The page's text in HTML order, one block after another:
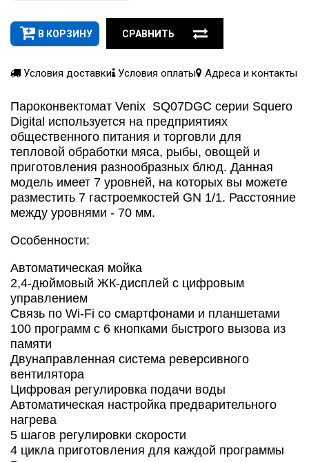
В КОРЗИНУ СРАВНИТЬ
Условия доставки Условия оплаты Адреса и контакты
Пароконвектомат Venix SQ07DGC серии Squero
Digital используется на предприятиях
общественного питания и торговли для
тепловой обработки мяса, рыбы, овощей и
приготовления разнообразных блюд. Данная
модель имеет 7 уровней, на которых вы можете
разместить 7 гастроемкостей GN 1/1. Расстояние
между уровнями - 70 мм.
Особенности:
Автоматическая мойка
2,4-дюймовый ЖК-дисплей с цифровым
управлением
Связь по Wi-Fi со смартфонами и планшетами
100 программ с 6 кнопками быстрого вызова из
памяти
Двунаправленная система реверсивного
вентилятора
Цифровая регулировка подачи воды
Автоматическая настройка предварительного
нагрева
5 шагов регулировки скорости
4 цикла приготовления для каждой программы